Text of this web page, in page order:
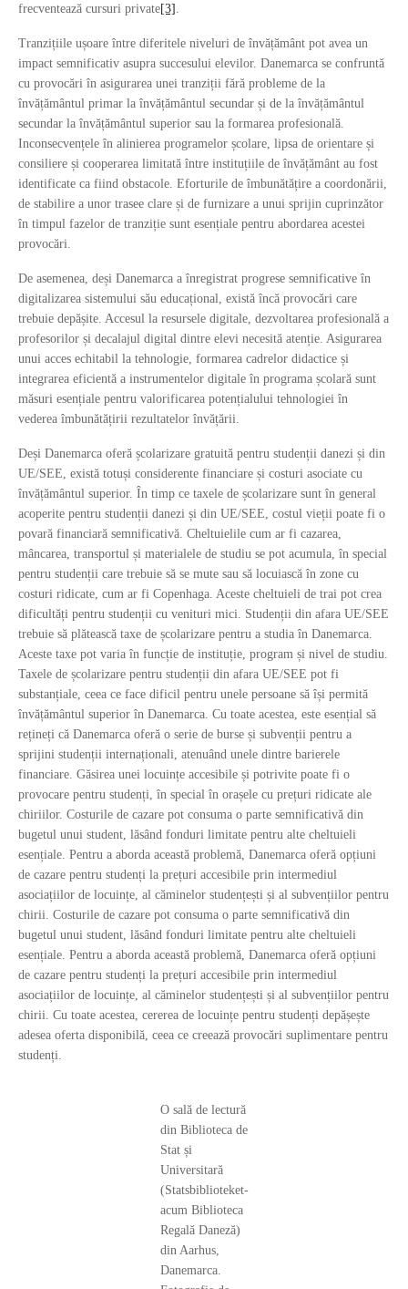
frecventează cursuri private[3]
Tranzițiile ușoare între diferitele niveluri de învățământ pot avea un
impact semnificativ asupra succesului elevilor. Danemarca se confruntă
cu provocări în asigurarea unei tranziții fără probleme de la
învățământul primar la învățământul secundar și de la învățământul
secundar la învățământul superior sau la formarea profesională.
Inconsecvențele în alinierea programelor școlare, lipsa de orientare și
consiliere și cooperarea limitată între instituțiile de învățământ au fost
identificate ca fiind obstacole. Eforturile de îmbunătățire a coordonării,
de stabilire a unor trasee clare și de furnizare a unui sprijin cuprinzător
în timpul fazelor de tranziție sunt esențiale pentru abordarea acestei
provocări.
De asemenea, deși Danemarca a înregistrat progrese semnificative în
digitalizarea sistemului său educațional, există încă provocări care
trebuie depășite. Accesul la resursele digitale, dezvoltarea profesională a
profesorilor și decalajul digital dintre elevi necesită atenție. Asigurarea
unui acces echitabil la tehnologie, formarea cadrelor didactice și
integrarea eficientă a instrumentelor digitale în programa școlară sunt
măsuri esențiale pentru valorificarea potențialului tehnologiei în
vederea îmbunătățirii rezultatelor învățării.
Deși Danemarca oferă școlarizare gratuită pentru studenții danezi și din
UE/SEE, există totuși considerente financiare și costuri asociate cu
învățământul superior. În timp ce taxele de școlarizare sunt în general
acoperite pentru studenții danezi și din UE/SEE, costul vieții poate fi o
povară financiară semnificativă. Cheltuielile cum ar fi cazarea,
mâncarea, transportul și materialele de studiu se pot acumula, în special
pentru studenții care trebuie să se mute sau să locuiască în zone cu
costuri ridicate, cum ar fi Copenhaga. Aceste cheltuieli de trai pot crea
dificultăți pentru studenții cu venituri mici. Studenții din afara UE/SEE
trebuie să plătească taxe de școlarizare pentru a studia în Danemarca.
Aceste taxe pot varia în funcție de instituție, program și nivel de studiu.
Taxele de școlarizare pentru studenții din afara UE/SEE pot fi
substanțiale, ceea ce face dificil pentru unele persoane să își permită
învățământul superior în Danemarca. Cu toate acestea, este esențial să
rețineți că Danemarca oferă o serie de burse și subvenții pentru a
sprijini studenții internaționali, atenuând unele dintre barierele
financiare. Găsirea unei locuințe accesibile și potrivite poate fi o
provocare pentru studenți, în special în orașele cu prețuri ridicate ale
chiriilor. Costurile de cazare pot consuma o parte semnificativă din
bugetul unui student, lăsând fonduri limitate pentru alte cheltuieli
esențiale. Pentru a aborda această problemă, Danemarca oferă opțiuni
de cazare pentru studenți la prețuri accesibile prin intermediul
asociațiilor de locuințe, al căminelor studențești și al subvențiilor pentru
chirii. Costurile de cazare pot consuma o parte semnificativă din
bugetul unui student, lăsând fonduri limitate pentru alte cheltuieli
esențiale. Pentru a aborda această problemă, Danemarca oferă opțiuni
de cazare pentru studenți la prețuri accesibile prin intermediul
asociațiilor de locuințe, al căminelor studențești și al subvențiilor pentru
chirii. Cu toate acestea, cererea de locuințe pentru studenți depășește
adesea oferta disponibilă, ceea ce creează provocări suplimentare pentru
studenți.
O sală de lectură
din Biblioteca de
Stat și
Universitară
(Statsbiblioteket-
acum Biblioteca
Regală Daneză)
din Aarhus,
Danemarca.